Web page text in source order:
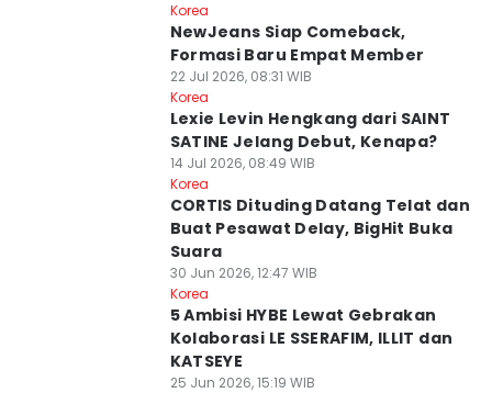
Korea
NewJeans Siap Comeback,
Formasi Baru Empat Member
22 Jul 2026, 08:31 WIB
Korea
Lexie Levin Hengkang dari SAINT
SATINE Jelang Debut, Kenapa?
14 Jul 2026, 08:49 WIB
Korea
CORTIS Dituding Datang Telat dan
Buat Pesawat Delay, BigHit Buka
Suara
30 Jun 2026, 12:47 WIB
Korea
5 Ambisi HYBE Lewat Gebrakan
Kolaborasi LE SSERAFIM, ILLIT dan
KATSEYE
25 Jun 2026, 15:19 WIB